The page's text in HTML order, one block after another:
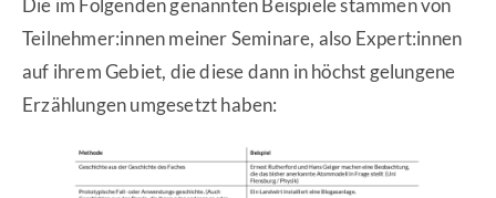
Die im Folgenden genannten Beispiele stammen von
Teilnehmer:innen meiner Seminare, also Expert:innen
auf ihrem Gebiet, die diese dann in höchst gelungene
Erzählungen umgesetzt haben: